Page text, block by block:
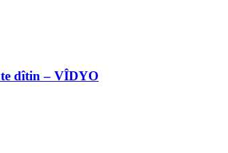
dîtin – VÎDYO